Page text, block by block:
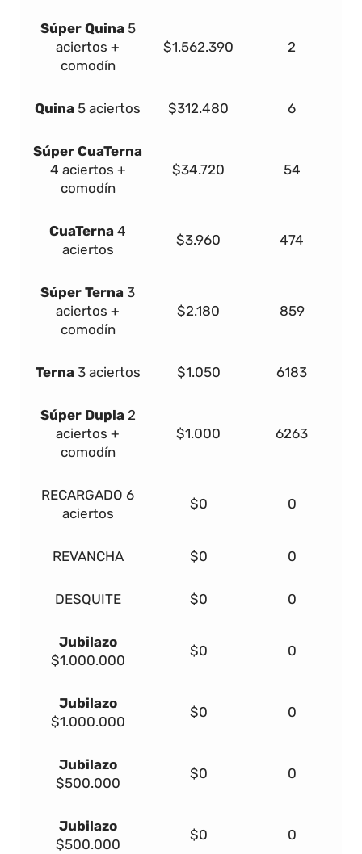
Súper Quina 5
aciertos +
comodín
$1.562.390 2
Quina 5 aciertos $312.480 6
Súper CuaTerna
4 aciertos +
comodín
$34.720 54
CuaTerna 4
aciertos
$3.960 474
Súper Terna 3
aciertos +
comodín
$2.180 859
Terna 3 aciertos $1.050 6183
Súper Dupla 2
aciertos +
comodín
$1.000 6263
RECARGADO 6
aciertos
$0 0
REVANCHA $0 0
DESQUITE $0 0
Jubilazo
$1.000.000
$0 0
Jubilazo
$1.000.000
$0 0
Jubilazo
$500.000
$0 0
Jubilazo
$500.000
$0 0